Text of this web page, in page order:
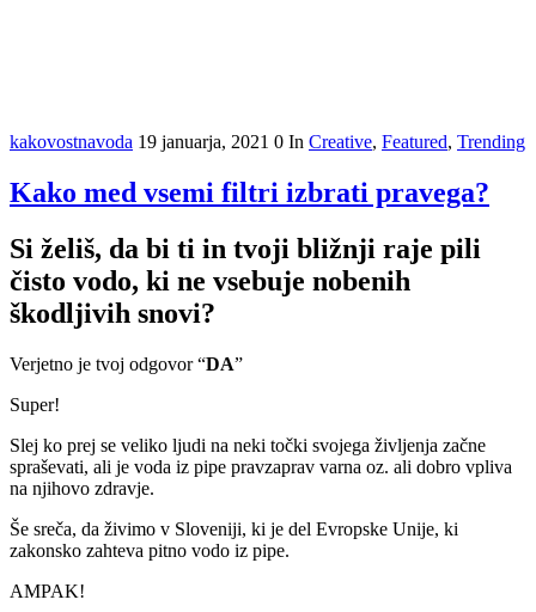
kakovostnavoda 19 januarja, 2021 0 In Creative, Featured, Trending
Kako med vsemi filtri izbrati pravega?
Si želiš, da bi ti in tvoji bližnji raje pili
čisto vodo, ki ne vsebuje nobenih
škodljivih snovi?
Verjetno je tvoj odgovor “DA”
Super!
Slej ko prej se veliko ljudi na neki točki svojega življenja začne
spraševati, ali je voda iz pipe pravzaprav varna oz. ali dobro vpliva
na njihovo zdravje.
Še sreča, da živimo v Sloveniji, ki je del Evropske Unije, ki
zakonsko zahteva pitno vodo iz pipe.
AMPAK!